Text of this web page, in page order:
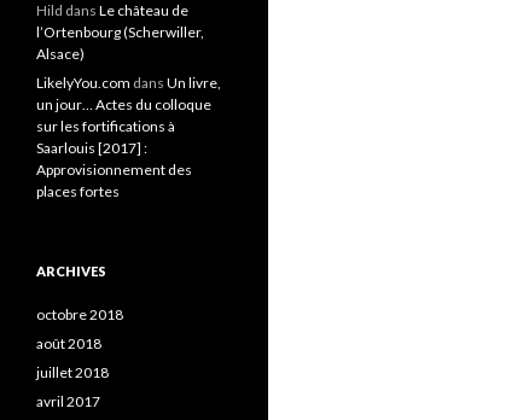
Hild dans Le château de
l’Ortenbourg (Scherwiller,
Alsace)
LikelyYou.com dans Un livre,
un jour… Actes du colloque
sur les fortifications à
Saarlouis [2017] :
Approvisionnement des
places fortes
ARCHIVES
octobre 2018
août 2018
juillet 2018
avril 2017